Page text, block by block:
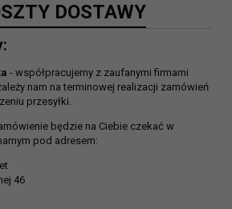
DOSTAWY
- współpracujemy z zaufanymi firmami
nam na terminowej realizacji zamówień
przesyłki.
będzie na Ciebie czekać w
pod adresem:
46